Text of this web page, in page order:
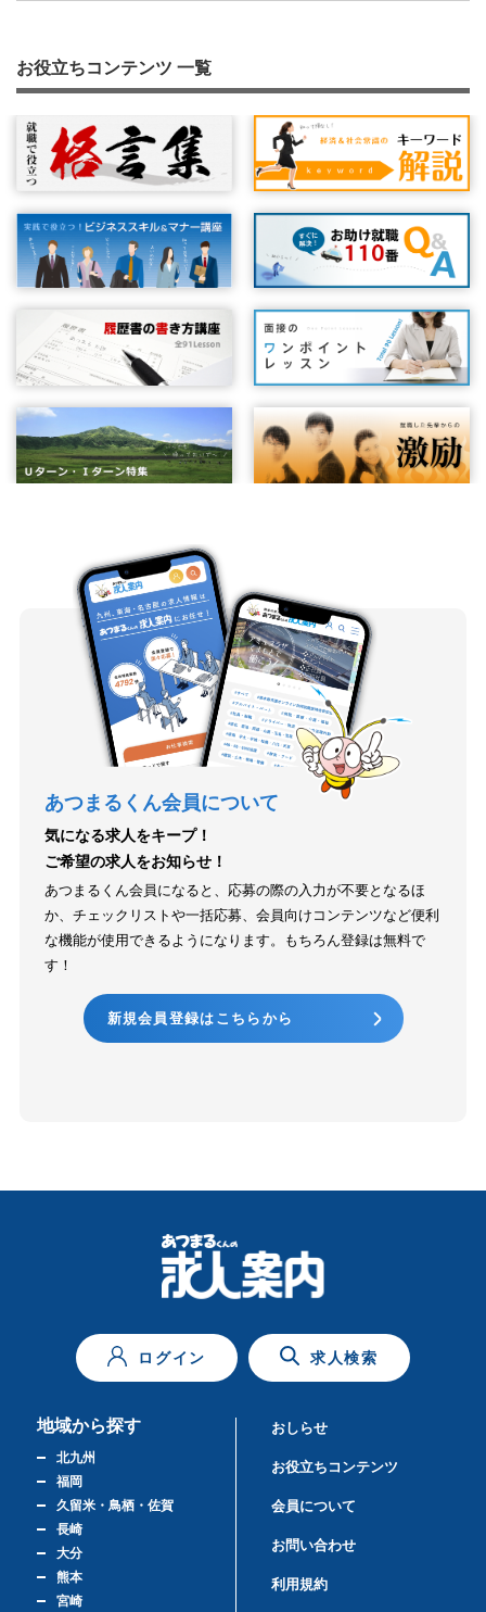
じっくり準備
家族のことを考える－生活環境編
Ｕ・Ｉターンは固い決意で
キャリアプランは早めに考えよう！
案ずるよりも産むが易し？！
自治体のＵターンＩターン支援-宮崎県編-
採用担当者の気持ちになって考える
アンテナを立てておこう
自治体の支援－長崎県、佐賀県、福岡県編－
お役立ちコンテンツ 一覧
あつまるくん会員について
気になる求人をキープ！
ご希望の求人をお知らせ！
あつまるくん会員になると、応募の際の入力が不要となるほ
か、チェックリストや一括応募、会員向けコンテンツなど便利
な機能が使用できるようになります。もちろん登録は無料で
す！
新規会員登録はこちらから
ログイン 求人検索
地域から探す
北九州
福岡
久留米・鳥栖・佐賀
長崎
大分
熊本
宮崎
おしらせ
お役立ちコンテンツ
会員について
お問い合わせ
利用規約